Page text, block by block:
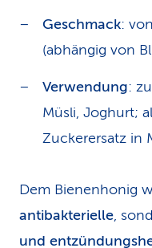
Geschmack:
(abhängig von
Verwendung:
Müsli, Joghurt;
Zuckerersatz in
Dem Bienenhonig
antibakterielle,
und